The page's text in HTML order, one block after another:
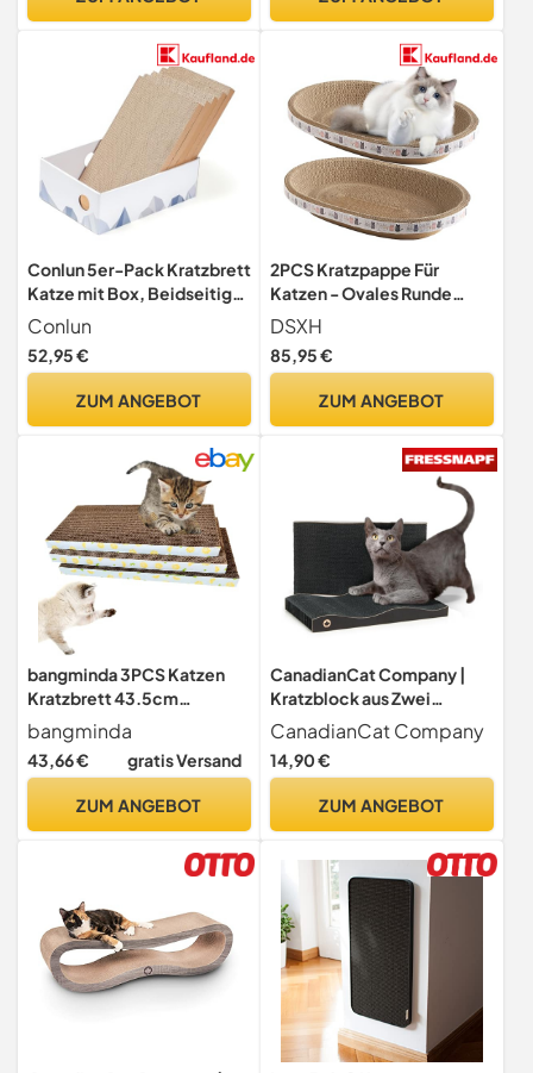
Widerstandsfähig
Filzrand | Schlafplatz und
Conlun 5er-Pack Kratzbrett
Katze mit Box, Beidseitige
Kratzpappe für Katzen,
Interaktive Öffnungen,
Möbel-Schutz, Langlebig &
Conlun
52,95 €
ZUM ANGEBOT
2PCS Kratzpappe Für
Katzen - Ovales Runde
Lounge Kratzbrett,
Katzenkratzschale Zum
Schutz Von Möbeln, Couch
Trainings Spielzeug (47 *
DSXH
85,95 €
ZUM ANGEBOT
bangminda 3PCS Katzen
Kratzbrett 43.5cm
wendbar Kratzpappe für
Katzen
bangminda
43,66 € gratis Versand
ZUM ANGEBOT
CanadianCat Company |
Kratzblock aus Zwei
Kratzwellen | 2 in 1 Katzen
Kratzpappe | ca. 42 x 23,5 x
7 cm | schwarz
CanadianCat Company
14,90 €
ZUM ANGEBOT